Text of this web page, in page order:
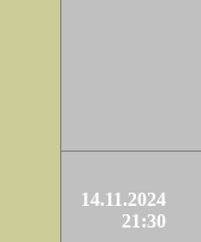
14.11.2024
21:30